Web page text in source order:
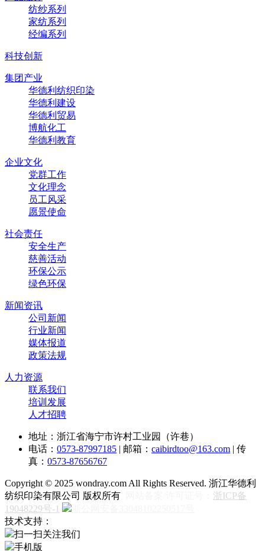
纺纱系列
家纺系列
经编系列
科技创新
集团产业
华德利纺织印染
华德利建设
华德利贸易
博航化工
华德利教育
企业文化
党群工作
文化理念
员工风采
愿景使命
社会责任
安全生产
慈善活动
环保公示
绿色环保
新闻资讯
公司新闻
行业新闻
媒体报道
政策法规
人力资源
联系我们
培训发展
人才招聘
地址：浙江省海宁市许村工业园（许巷）
电话： 0573-87997185 | 邮箱： caibirdtoo@163.com | 传
真： 0573-87656767
Copyright © 2025 wondray.com All Rights Reserved. 浙江华德利
纺织印染有限公司 版权所有
浙ICP备
19048229号-1
技术支持：
扫一扫关注我们
手机版